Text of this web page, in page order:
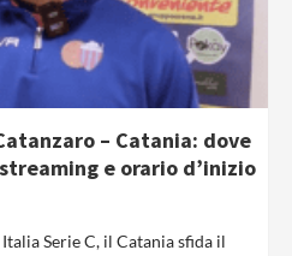
– Catania: dove
e orario d’inizio
Serie C, il Catania sfida il